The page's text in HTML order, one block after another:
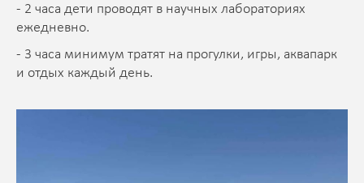
- 2 часа дети проводят в научных лабораториях
ежедневно.
- 3 часа минимум тратят на прогулки, игры, аквапарк
и отдых каждый день.